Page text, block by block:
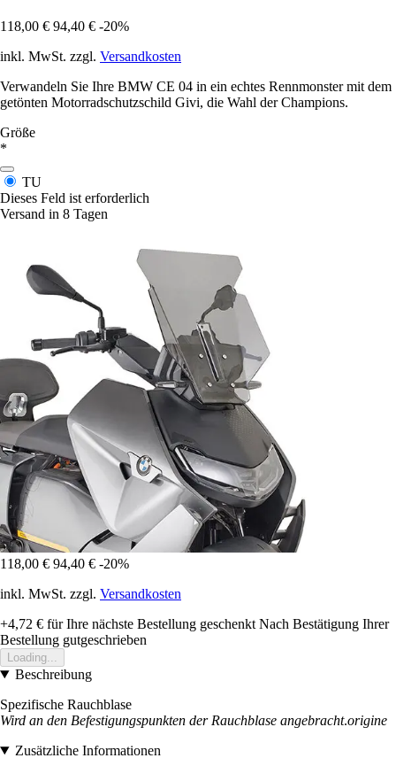
118,00 € 94,40 € -20%
inkl. MwSt. zzgl. Versandkosten
Verwandeln Sie Ihre BMW CE 04 in ein echtes Rennmonster mit dem
getönten Motorradschutzschild Givi, die Wahl der Champions.
Größe
*
TU
Dieses Feld ist erforderlich
Versand in 8 Tagen
118,00 € 94,40 € -20%
inkl. MwSt. zzgl. Versandkosten
+4,72 € für Ihre nächste Bestellung geschenkt Nach Bestätigung Ihrer
Bestellung gutgeschrieben
Loading...
Beschreibung
Spezifische Rauchblase
Wird an den Befestigungspunkten der Rauchblase angebracht.origine
Zusätzliche Informationen